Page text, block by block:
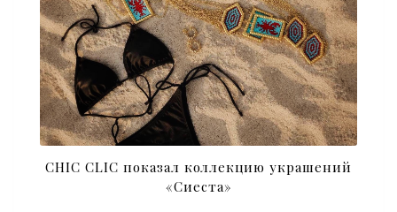
CHIC CLIC показал коллекцию украшений
«Сиеста»